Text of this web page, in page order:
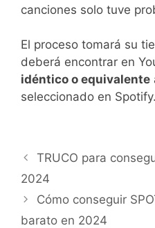
canciones solo tuve
El proceso tomará su
deberá encontrar en
idéntico o equivalente
seleccionado en Spotify.
TRUCO para
2024
Cómo conseguir
barato en 2024